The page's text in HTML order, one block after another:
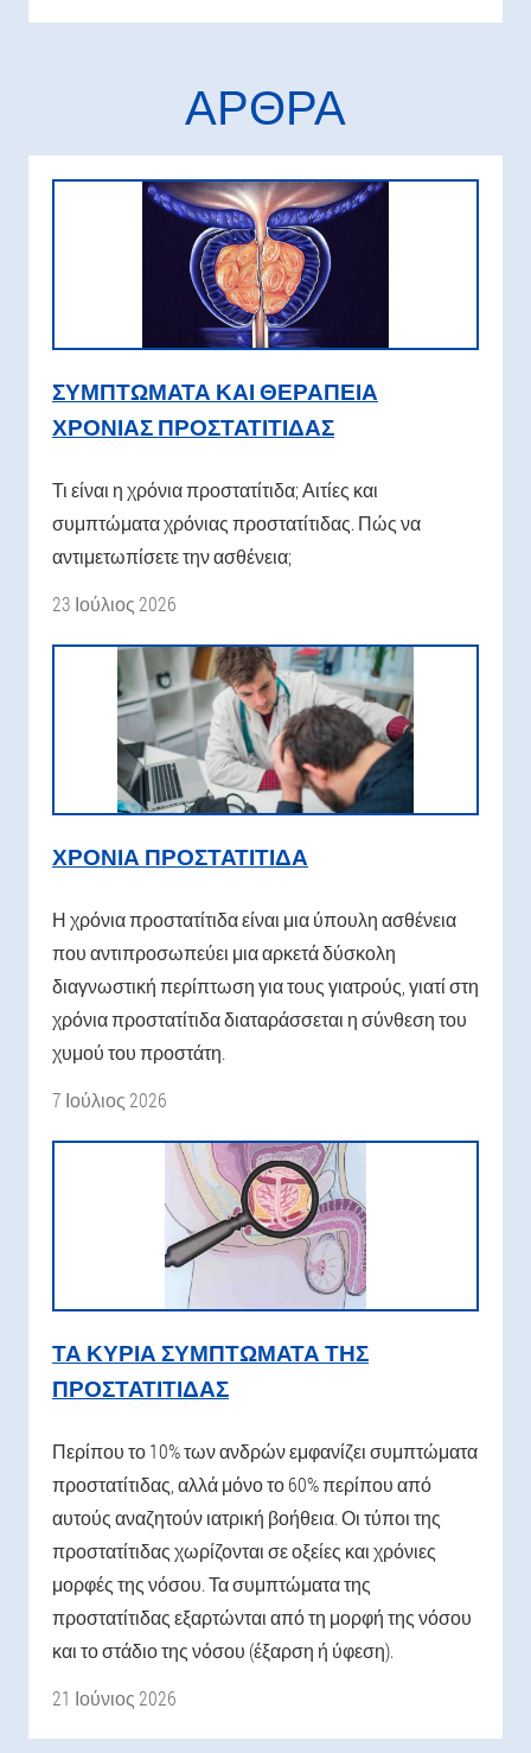
ΆΡΘΡΑ
ΣΥΜΠΤΏΜΑΤΑ ΚΑΙ ΘΕΡΑΠΕΊΑ
ΧΡΌΝΙΑΣ ΠΡΟΣΤΑΤΊΤΙΔΑΣ
Τι είναι η χρόνια προστατίτιδα; Αιτίες και
συμπτώματα χρόνιας προστατίτιδας. Πώς να
αντιμετωπίσετε την ασθένεια;
23 Ιούλιος 2026
ΧΡΌΝΙΑ ΠΡΟΣΤΑΤΊΤΙΔΑ
Η χρόνια προστατίτιδα είναι μια ύπουλη ασθένεια
που αντιπροσωπεύει μια αρκετά δύσκολη
διαγνωστική περίπτωση για τους γιατρούς, γιατί στη
χρόνια προστατίτιδα διαταράσσεται η σύνθεση του
χυμού του προστάτη.
7 Ιούλιος 2026
ΤΑ ΚΎΡΙΑ ΣΥΜΠΤΏΜΑΤΑ ΤΗΣ
ΠΡΟΣΤΑΤΊΤΙΔΑΣ
Περίπου το 10% των ανδρών εμφανίζει συμπτώματα
προστατίτιδας, αλλά μόνο το 60% περίπου από
αυτούς αναζητούν ιατρική βοήθεια. Οι τύποι της
προστατίτιδας χωρίζονται σε οξείες και χρόνιες
μορφές της νόσου. Τα συμπτώματα της
προστατίτιδας εξαρτώνται από τη μορφή της νόσου
και το στάδιο της νόσου (έξαρση ή ύφεση).
21 Ιούνιος 2026